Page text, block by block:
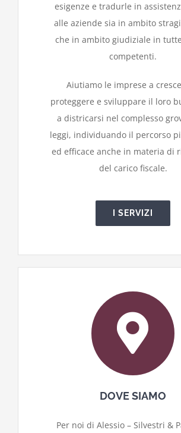
esigenze e tradurle in
alle aziende sia in ambito
che in ambito giudiziale in
competenti.
Aiutiamo le imprese a
proteggere e sviluppare il loro
a districarsi nel complesso
leggi, individuando il percorso
ed efficace anche in materia di
del carico fiscale.
I SERVIZI
DOVE SIAMO
Per noi di Alessio – Silvestri &